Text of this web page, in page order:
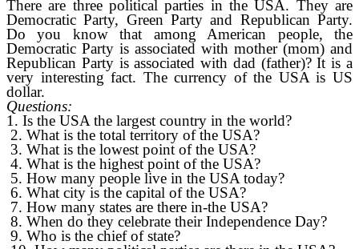
There are three political parties in the USA. They are
Democratic Party, Green Party and Republican Party.
Do you know that among American people, the
Democratic Party is associated with mother (mom) and
Republican Party is associated with dad (father)? It is a
very interesting fact. The currency of the USA is US
dollar.
Questions:
1. Is the USA the largest country in the world?
2. What is the total territory of the USA?
3. What is the lowest point of the USA?
4. What is the highest point of the USA?
5. How many people live in the USA today?
6. What city is the capital of the USA?
7. How many states are there in-the USA?
8. When do they celebrate their Independence Day?
9. Who is the chief of state?